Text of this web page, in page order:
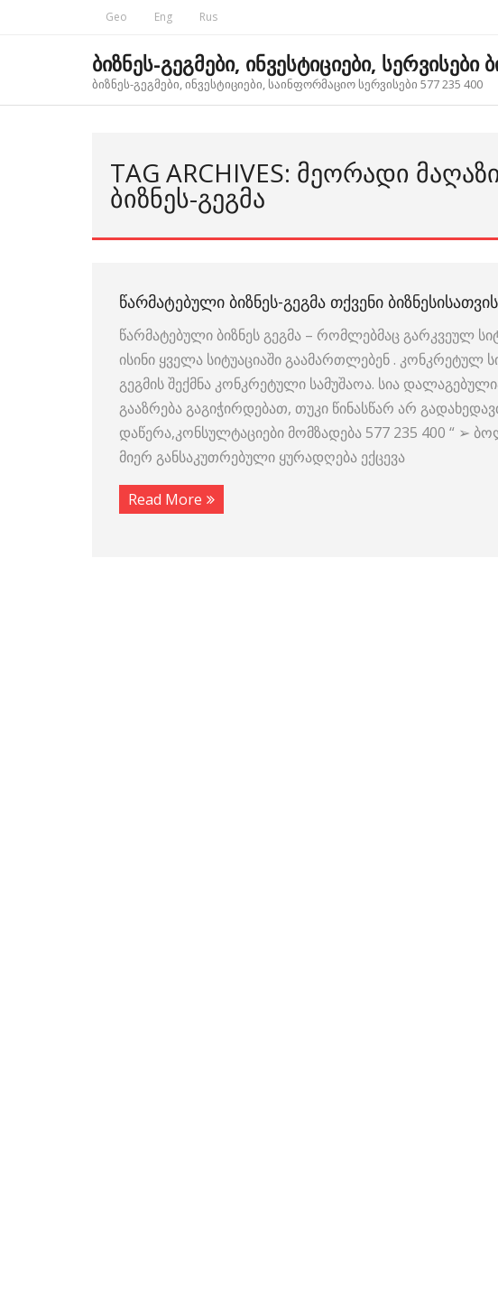
Geo Eng Rus
ბიზნეს-გეგმები, ინვესტიციები, სერვისები
ბიზნეს-გეგმები, ინვესტიციები, საინფორმაციო სერვისები 577 235 400
TAG ARCHIVES: ᲛᲔᲝᲠᲐᲓᲘ
ᲑᲘᲖᲜᲔᲡ-ᲒᲔᲒᲛᲐ
ᲬᲐᲠᲛᲐᲢᲔᲑᲣᲚᲘ ᲑᲘᲖᲜᲔᲡ-ᲒᲔᲒᲛᲐ ᲗᲥᲕᲔᲜᲘ
წარმატებული ბიზნეს გეგმა – რომლებმაც გარკვეულ
ისინი ყველა სიტუაციაში გაამართლებენ . კონკრეტულ
გეგმის შექმნა კონკრეტული სამუშაოა. სია
გააზრება გაგიჭირდებათ, თუკი წინასწარ არ
დაწერა,კონსულტაციები მომზადება 577 235 400 “
მიერ განსაკუთრებული ყურადღება ექცევა
Read More